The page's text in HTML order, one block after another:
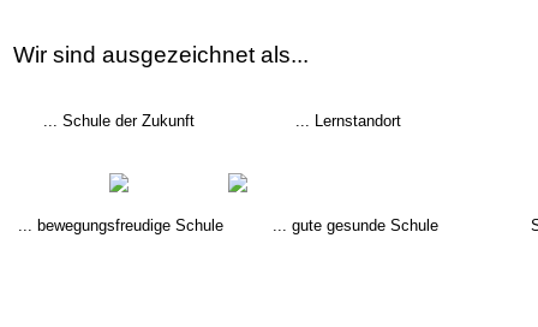
Wir sind ausgezeichnet als...
... Schule der Zukunft ... Lernstandort
... bewegungsfreudige Schule ... gute gesunde Schule